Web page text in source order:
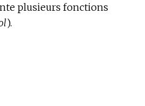
plusieurs fonctions
).